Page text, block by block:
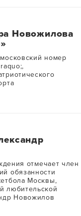
Новожилова
номер
отмечает член
обязанности
Москвы,
любительской
Новожилов